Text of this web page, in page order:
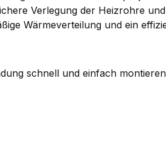
Verlegung der Heizrohre
Wärmeverteilung und ein
schnell und einfach